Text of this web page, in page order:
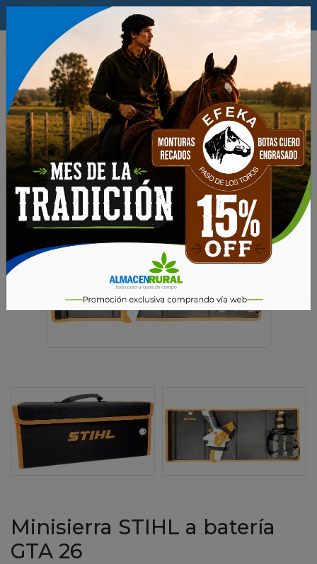
Maquinarias MOTOSIERRAS Motosierras STIHL
Minisierra STIHL a batería
GTA 26
×